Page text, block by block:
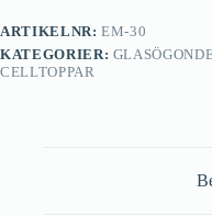
ARTIKELNR:EM-30
KATEGORIER:
CELLTOPPAR